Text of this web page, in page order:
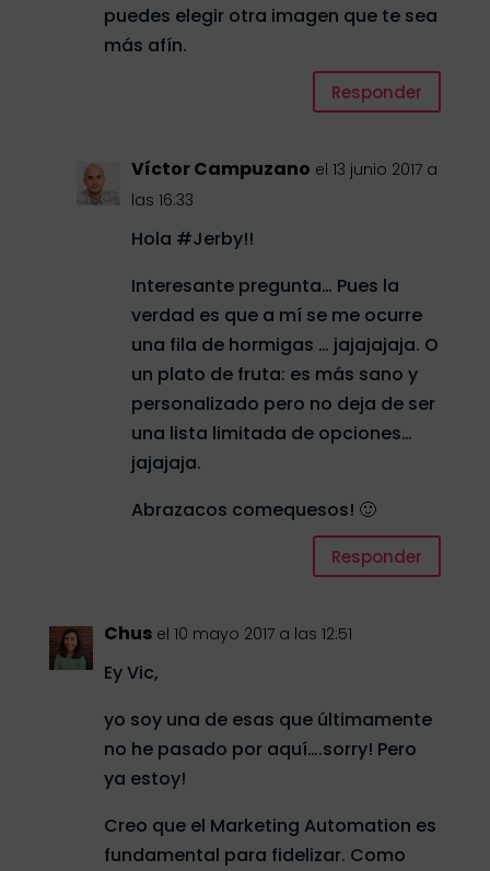
puedes elegir otra imagen que te sea
más afín.
Responder
Víctor Campuzano el 13 junio 2017 a
las 16:33
Hola #Jerby!!
Interesante pregunta… Pues la
verdad es que a mí se me ocurre
una fila de hormigas … jajajajaja. O
un plato de fruta: es más sano y
personalizado pero no deja de ser
una lista limitada de opciones…
jajajaja.
Abrazacos comequesos! 🙂
Responder
Chus el 10 mayo 2017 a las 12:51
Ey Vic,
yo soy una de esas que últimamente
no he pasado por aquí….sorry! Pero
ya estoy!
Creo que el Marketing Automation es
fundamental para fidelizar. Como